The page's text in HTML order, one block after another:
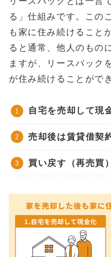
る」仕組みです。この
も家に住み続けること
ると通常、他人のもの
ますが、リースバック
が住み続けることがで
自宅を売却して現
売却後は賃貸借契
買い戻す（再売買